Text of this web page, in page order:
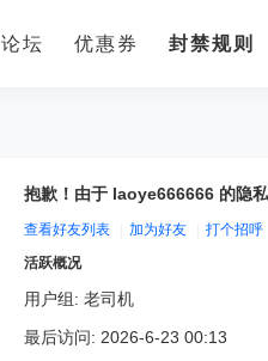
论坛 优惠券 封禁规则
抱歉！由于 laoye666666 的隐
查看好友列表 加为好友 打个招呼
活跃概况
用户组: 老司机
最后访问: 2026-6-23 00:13